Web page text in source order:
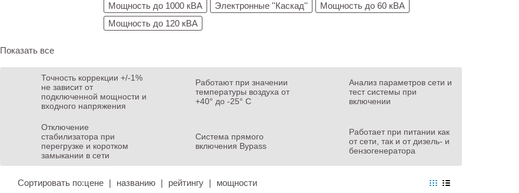
Мощность до 1000 кВА
Электронные ''Каскад''
Мощность до 60 кВА
Мощность до 120 кВА
Показать все
Точность коррекции +/-1%
не зависит от
подключенной мощности и
входного напряжения
Работают при значении
температуры воздуха от
+40° до -25° С
Анализ параметров сети и
тест системы при
включении
Отключение
стабилизатора при
перегрузке и коротком
замыкании в сети
Система прямого
включения Bypass
Работает при питании как
от сети, так и от дизель- и
бензогенератора
Сортировать по:цене | названию | рейтингу | мощности